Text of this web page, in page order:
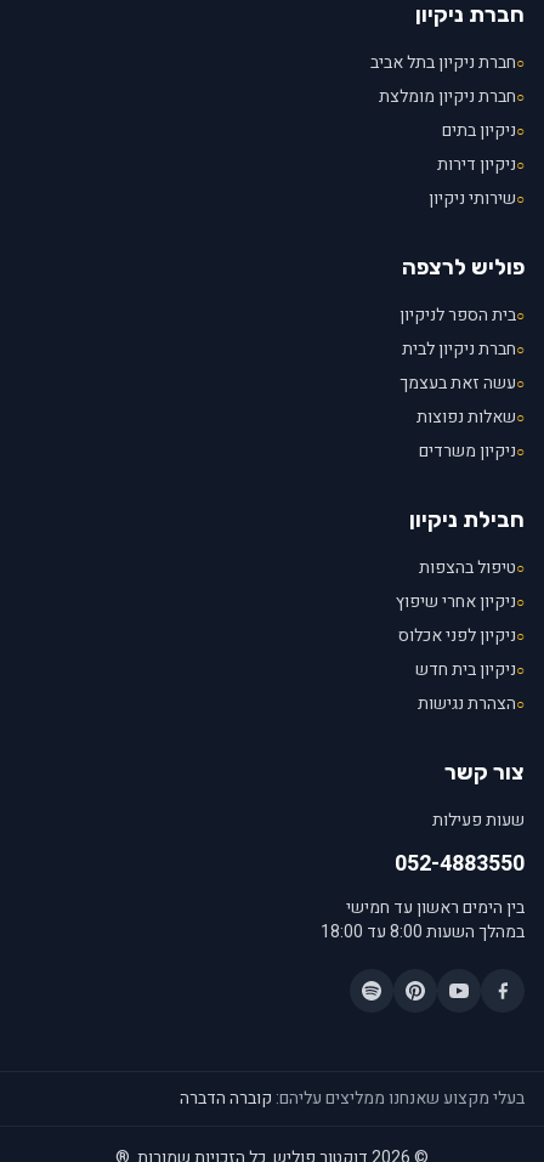
חברת ניקיון
○חברת ניקיון בתל אביב
○חברת ניקיון מומלצת
○ניקיון בתים
○ניקיון דירות
○שירותי ניקיון
פוליש לרצפה
○בית הספר לניקיון
○חברת ניקיון לבית
○עשה זאת בעצמך
○שאלות נפוצות
○ניקיון משרדים
חבילת ניקיון
○טיפול בהצפות
○ניקיון אחרי שיפוץ
○ניקיון לפני אכלוס
○ניקיון בית חדש
○הצהרת נגישות
צור קשר
שעות פעילות
052-4883550
בין הימים ראשון עד חמישי
במהלך השעות 8:00 עד 18:00
בעלי מקצוע שאנחנו ממליצים עליהם: קוברה הדברה